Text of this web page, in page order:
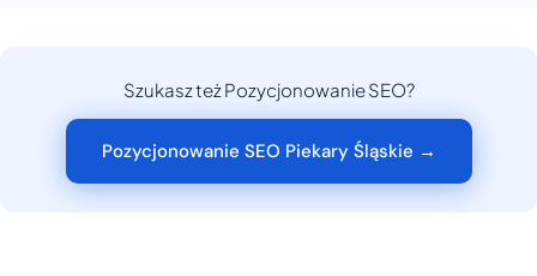
Szukasz też Pozycjonowanie SEO?
Pozycjonowanie SEO Piekary Śląskie →